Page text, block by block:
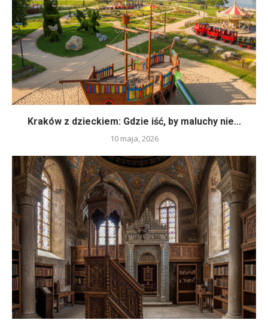
Kraków z dzieckiem: Gdzie iść, by maluchy nie...
10 maja, 2026